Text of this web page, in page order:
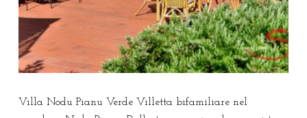
Villa Nodu Pianu Verde Villetta bifamiliare nel